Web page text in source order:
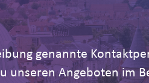
genannte
unseren Angeboten im